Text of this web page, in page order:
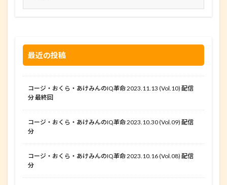
最近の投稿
コージ・おくら・あけみんのIQ革命 2023.11.13 (Vol.10) 配信
分 最終回
コージ・おくら・あけみんのIQ革命 2023.10.30 (Vol.09) 配信
分
コージ・おくら・あけみんのIQ革命 2023.10.16 (Vol.08) 配信
分